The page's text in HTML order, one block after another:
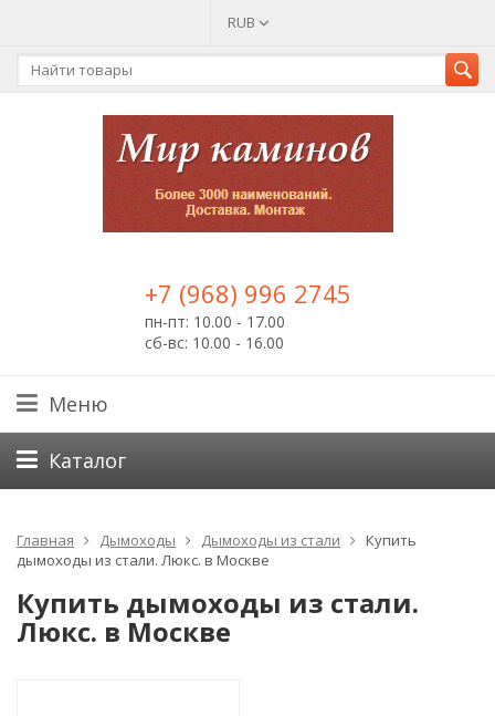
RUB
+7 (968) 996 2745
пн-пт: 10.00 - 17.00
сб-вс: 10.00 - 16.00
Меню
Каталог
Главная Дымоходы Дымоходы из стали
Купить
дымоходы из стали. Люкс. в Москве
Купить дымоходы из стали.
Люкс. в Москве